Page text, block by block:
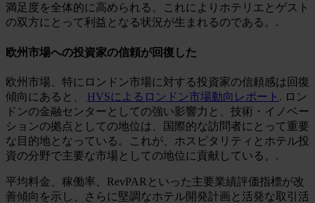
満足度を全体的に高められる。これによりホテリエとゲスト
の双方にとって利益となる状況が生まれるのである。.
欧州市場への投資家の信頼が回復した
欧州市場、特にロンドン市場に対する投資家の信頼感は回復
傾向にあると、 HVSによるロンドン市場動向レポート . ロン
ドンの金融センターとしての強い影響力と、技術・イノベー
ションの拠点としての地位は、国際的な訪問者にとって重要
な目的地となっている。これが、ホスピタリティとホテル投
資の分野で主要な市場としての地位に貢献している。.
平均料金、稼働率、RevPARといった主要業績評価指標が改
善傾向を示し、さらに堅調なホテル開発計画と活発な取引活